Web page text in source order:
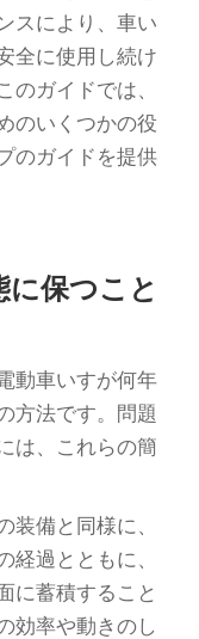
スにより、車い
全に使用し続け
のガイドでは、
のいくつかの役
のガイドを提供
保つこと
動車いすが何年
方法です。問題
は、これらの簡
装備と同様に、
経過とともに、
に蓄積すること
効率や動きのし